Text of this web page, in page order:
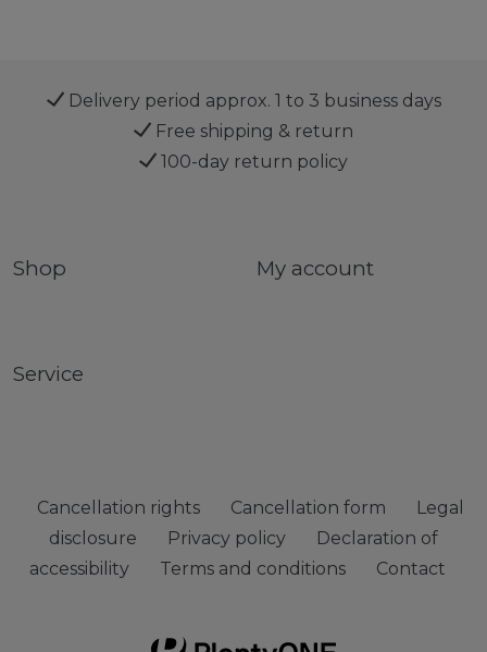
Delivery period approx. 1 to 3 business days
Free shipping & return
100-day return policy
Shop My account
Service
Cancellation rights Cancellation form
Legal
disclosure
Privacy policy
Declaration of
accessibility
Terms and conditions Contact